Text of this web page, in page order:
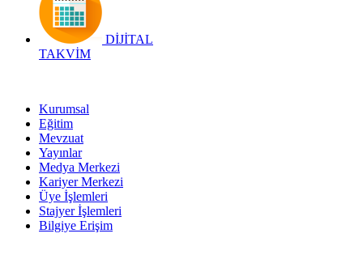
DİJİTAL
TAKVİM
Kurumsal
Eğitim
Mevzuat
Yayınlar
Medya Merkezi
Kariyer Merkezi
Üye İşlemleri
Stajyer İşlemleri
Bilgiye Erişim